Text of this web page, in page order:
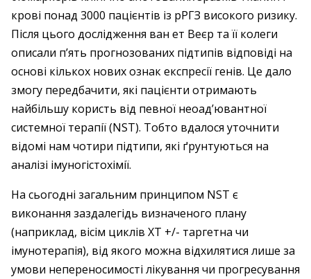
крові понад 3000 пацієнтів із рРГЗ високого ризику.
Після цього дослідження ван ет Веєр та її колеги
описали п’ять прогнозованих підтипів відповіді на
основі кількох нових ознак експресії генів. Це дало
змогу передбачити, які пацієнти отримають
найбільшу користь від певної неоад’ювантної
системної терапії (NST). Тобто вдалося уточнити
відомі нам чотири підтипи, які ґрунтуються на
аналізі імуногістохімії.
На сьогодні загальним принципом NST є
виконання заздалегідь визначеного плану
(наприклад, вісім циклів ХТ +/- таргетна чи
імунотерапія), від якого можна відхилятися лише за
умови непереносимості лікування чи прогресування